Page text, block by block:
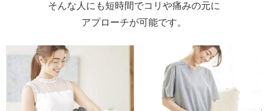
そんな人にも短時間でコリや痛みの元に
アプローチが可能です。